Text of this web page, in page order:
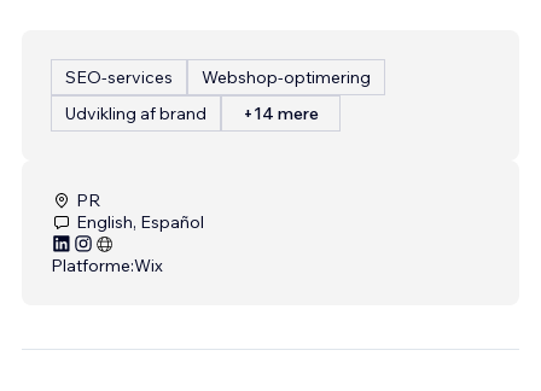
SEO-services
Webshop-optimering
Udvikling af brand
+14 mere
PR
English, Español
Platforme:Wix